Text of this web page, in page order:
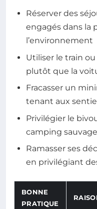
Réserver des
engagés dans la
l’environnement
Utiliser le train
plutôt que la
Fracasser un
tenant aux
Privilégier le
camping
Ramasser ses
en privilégiant
BONNE
PRATIQUE